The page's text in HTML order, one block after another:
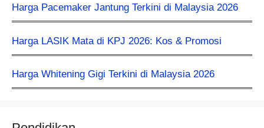
Harga Pacemaker Jantung Terkini di Malaysia 2026
Harga LASIK Mata di KPJ 2026: Kos & Promosi
Harga Whitening Gigi Terkini di Malaysia 2026